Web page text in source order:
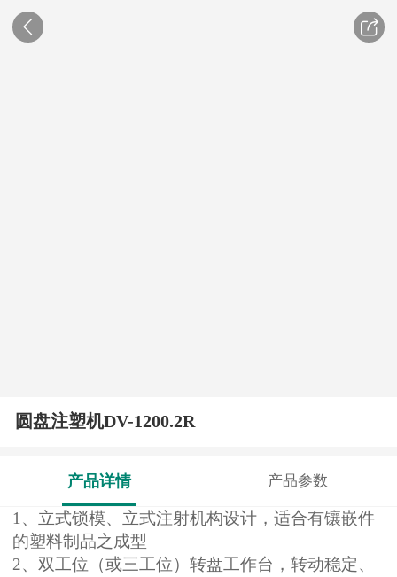
圆盘注塑机DV-1200.2R
产品详情 产品参数
1 、立式锁模、立式注射机构设计，适合有镶嵌件
的塑料制品之成型
2、双工位（或三工位）转盘工作台，转动稳定、